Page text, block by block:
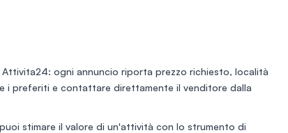
ogni annuncio riporta prezzo richiesto, località
i preferiti e contattare direttamente il venditore dalla
stimare il valore di un'attività con lo strumento di